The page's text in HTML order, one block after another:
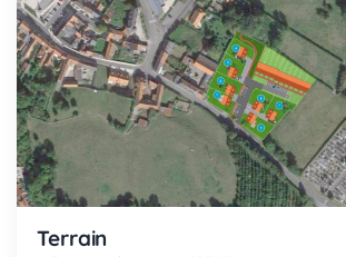
Terrain